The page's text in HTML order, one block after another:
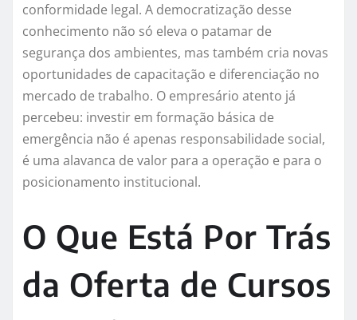
conformidade legal. A democratização desse
conhecimento não só eleva o patamar de
segurança dos ambientes, mas também cria novas
oportunidades de capacitação e diferenciação no
mercado de trabalho. O empresário atento já
percebeu: investir em formação básica de
emergência não é apenas responsabilidade social,
é uma alavanca de valor para a operação e para o
posicionamento institucional.
O Que Está Por Trás
da Oferta de Cursos